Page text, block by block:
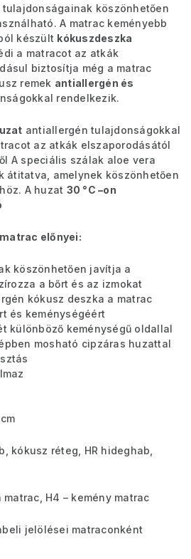
tulajdonságainak köszönhetően
A matrac keményebb
készült kókuszdeszka
a matracot az atkák
biztosítja még a matrac
remek antiallergén és
rendelkezik.
antiallergén tulajdonságokkal
az atkák elszaporodásától
A speciális szálak aloe vera
átitatva, amelynek köszönhetően
A huzat 30 °C –on
matrac előnyei:
köszönhetően javítja a
a bőrt és az izmokat
kókusz deszka a matrac
és keménységéért
különböző keménységű oldallal
mosható cipzáras huzattal
kókusz réteg, HR hideghab,
matrac, H4 – kemény matrac
jelölései matraconként